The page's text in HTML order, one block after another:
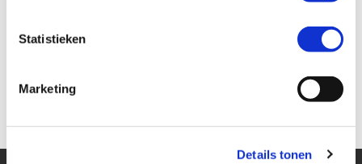
Statistieken
Marketing
Details tonen
Versturen